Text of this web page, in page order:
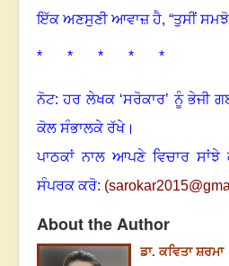
ਇੱਕ ਅਣਸੁਣੀ ਆਵਾਜ਼ ਹੈ, “ਤੁਸੀਂ ਸਮਝੋ
* * * * *
ਨੋਟ: ਹਰ ਲੇਖਕ ‘ਸਰੋਕਾਰ’ ਨੂੰ ਭੇਜੀ
ਕੋਲ ਸੰਭਾਲਕੇ ਰੱਖੇ।
ਪਾਠਕਾਂ ਨਾਲ ਆਪਣੇ ਵਿਚਾਰ
ਸੰਪਰਕ ਕਰੋ: (
About the Author
ਡਾ. ਕਵਿਤਾ ਸ਼ਰਮਾ